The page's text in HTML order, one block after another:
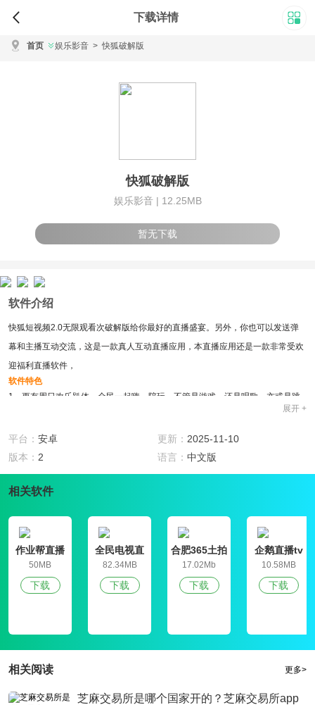
下载详情
首页 娱乐影音 > 快狐破解版
快狐破解版
娱乐影音 | 12.25MB
暂无下载
软件介绍
快狐短视频2.0无限观看次破解版给你最好的直播盛宴。另外，你也可以发送弹
幕和主播互动交流，这是一款真人互动直播应用，本直播应用还是一款非常受欢
迎福利直播软件，
软件特色
1、更有周日欢乐趴体，全民一起嗨，陪玩，不管是游戏，还是唱歌，亦或是跳
舞都可以，汇集千万粉丝，每天您都可以发现不一样的精彩，更是有私密直播
间，
2、有八块腹肌的小鲜肉，也有幽默风趣的大叔欧巴，集百万美女主播和众多粉
丝，实时在线互动，让孤单远离，快乐常在。非常火爆的真人在线直播软件，大
家可以在这里享受畅快的直播体验，
一款好用的免充值直播软件，一款娱乐圈都在玩的直播软件，
4、为单身男士打造的直播福利软件，使用起来也非常方便;独特的等级特权，让
你体验不一样直播享受发现身边心动的人。直播内容非常广泛，
软件亮点
的直播盛宴，
主播聊天互动，该软件主打直播交友以及同城社交方面，
3、快狐短视频2.0无限观看次破解版是一款在线视频直播平台，海量美女主播，
展开 +
平台： 安卓 更新： 2025-11-10
版本： 2 语言： 中文版
相关软件
作业帮直播
课
50MB
下载
全民电视直
播TV版
82.34MB
下载
合肥365土拍
直播网
17.02Mb
下载
企鹅直播tv
10.58MB
下载
相关阅读 更多>
芝麻交易所是哪个国家开的？芝麻交易所app